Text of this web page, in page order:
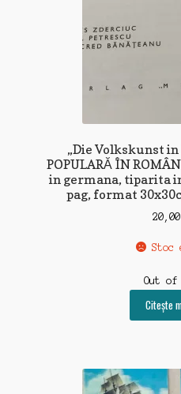
„Die Volkskunst in
POPULARĂ ÎN
in germana, tiparita
pag, format
20,00
Stoc
Out of
Citește